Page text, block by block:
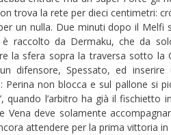
trova la rete per dieci centimetri:
un nulla. Due minuti dopo il Melfi si
raccolto da Dermaku, che da
la sfera sopra la traversa sotto la
difensore, Spessato, ed inserire
non blocca e sul pallone si
quando l’arbitro ha già il fischietto
deve solamente
attendere per la prima vittoria